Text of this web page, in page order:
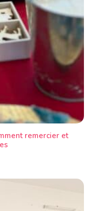
remercier et